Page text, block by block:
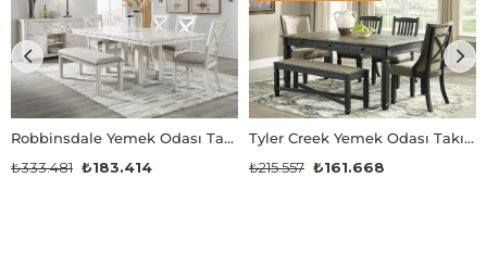
Robbinsdale Yemek Odası Takımı
₺183.414
₺333.481
Tyler Creek Yemek Odası Takımı
₺161.668
₺215.557